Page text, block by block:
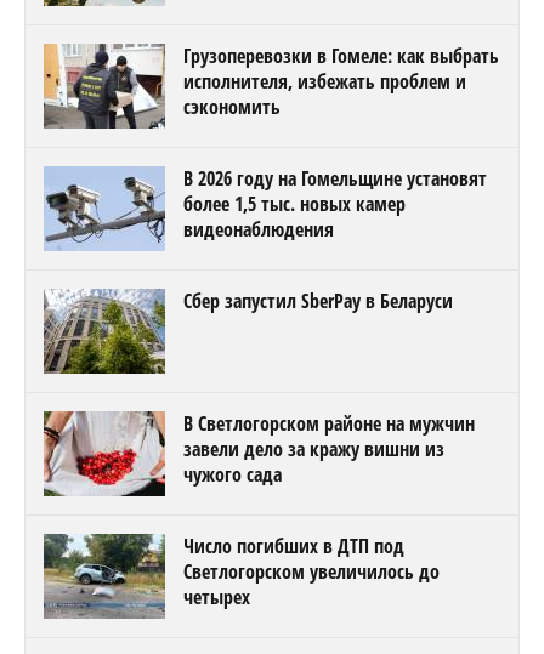
Грузоперевозки в Гомеле: как выбрать
исполнителя, избежать проблем и
сэкономить
В 2026 году на Гомельщине установят
более 1,5 тыс. новых камер
видеонаблюдения
Сбер запустил SberPay в Беларуси
В Светлогорском районе на мужчин
завели дело за кражу вишни из
чужого сада
Число погибших в ДТП под
Светлогорском увеличилось до
четырех